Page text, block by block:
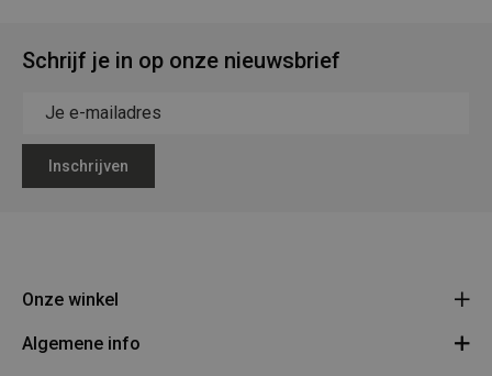
Schrijf je in op onze nieuwsbrief
Inschrijven
Onze winkel
Legerstock Teunissen
Algemene info